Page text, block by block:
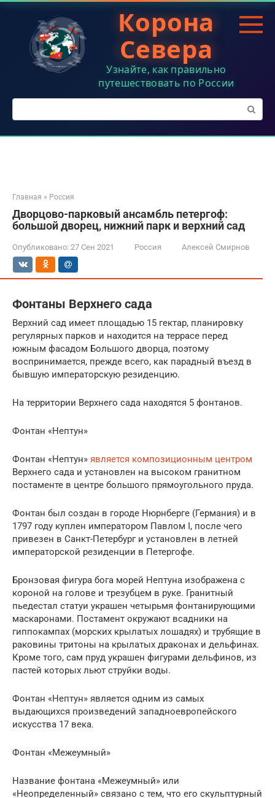
Перейти
контенту
Корона
Севера
Узнайте, как правильно
путешествовать по России
Поиск:
Главная » Россия
Дворцово-парковый ансамбль петергоф:
большой дворец, нижний парк и верхний сад
Опубликовано: 27 Сен 2021 Россия Алексей Смирнов
Фонтаны Верхнего сада
Верхний сад имеет площадью 15 гектар, планировку
регулярных парков и находится на террасе перед
южным фасадом Большого дворца, поэтому
воспринимается, прежде всего, как парадный въезд в
бывшую императорскую резиденцию.
На территории Верхнего сада находятся 5 фонтанов.
Фонтан «Нептун»
Фонтан «Нептун» является композиционным центром
Верхнего сада и установлен на высоком гранитном
постаменте в центре большого прямоугольного пруда.
Фонтан был создан в городе Нюрнберге (Германия) и в
1797 году куплен императором Павлом I, после чего
привезен в Санкт-Петербург и установлен в летней
императорской резиденции в Петергофе.
Бронзовая фигура бога морей Нептуна изображена с
короной на голове и трезубцем в руке. Гранитный
пьедестал статуи украшен четырьмя фонтанирующими
маскаронами. Постамент окружают всадники на
гиппокампах (морских крылатых лошадях) и трубящие в
раковины тритоны на крылатых драконах и дельфинах.
Кроме того, сам пруд украшен фигурами дельфинов, из
пастей которых льют струйки воды.
Фонтан «Нептун» является одним из самых
выдающихся произведений западноевропейского
искусства 17 века.
Фонтан «Межеумный»
Название фонтана «Межеумный» или
«Неопределенный» связано с тем, что его скульптурный